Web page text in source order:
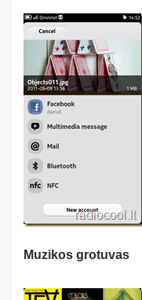
Muzikos grotuvas